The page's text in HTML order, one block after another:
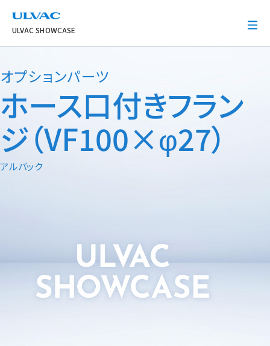
ULVAC
ULVAC SHOWCASE
オプションパーツ
ホース口付きフラン
ジ（VF100×φ27）
アルバック